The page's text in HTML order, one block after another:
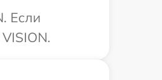
Если